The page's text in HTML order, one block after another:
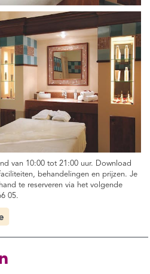
van 10:00 tot 21:00 uur. Download
behandelingen en prijzen. Je
te reserveren via het volgende
05.